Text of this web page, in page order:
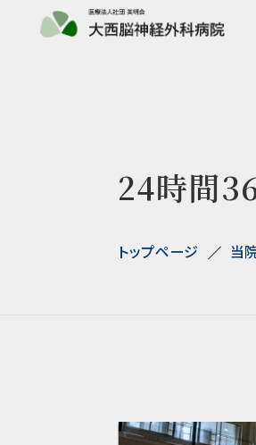
24時間
トップページ 当